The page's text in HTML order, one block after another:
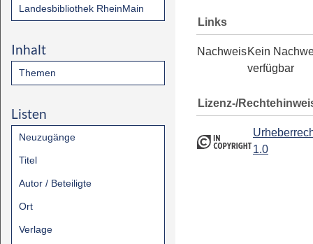
Landesbibliothek RheinMain
Inhalt
Themen
Listen
Neuzugänge
Titel
Autor / Beteiligte
Ort
Verlage
Links
NachweisKein
verfügbar
Lizenz-/
1.0